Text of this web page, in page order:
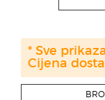
* Sve
Cijena